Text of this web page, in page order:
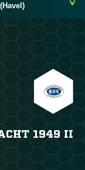
1949 II